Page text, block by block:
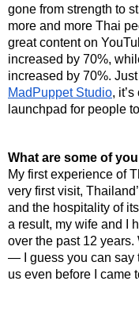
gone from strength to
more and more Thai
great content on
increased by 70%,
MadPuppet Studio,
launchpad for people
What are some of
My first experience of
very first visit,
and the hospitality of
a result, my wife and I
over the past 12
— I guess you can say
us even before I came